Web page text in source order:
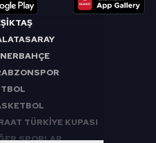
TÜRKİYE KUPASI
SPORLAR